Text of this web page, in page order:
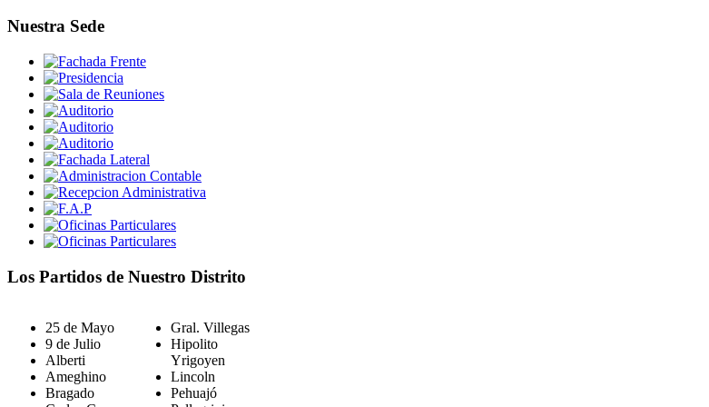
Nuestra Sede
Los Partidos de Nuestro Distrito
25 de Mayo
9 de Julio
Alberti
Ameghino
Bragado
Gral. Villegas
Hipolito
Yrigoyen
Lincoln
Pehuajó